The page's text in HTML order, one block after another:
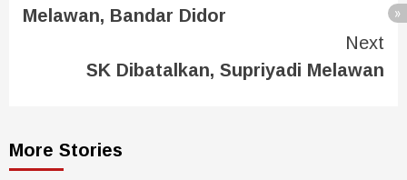
Melawan, Bandar Didor
Next
SK Dibatalkan, Supriyadi Melawan
More Stories